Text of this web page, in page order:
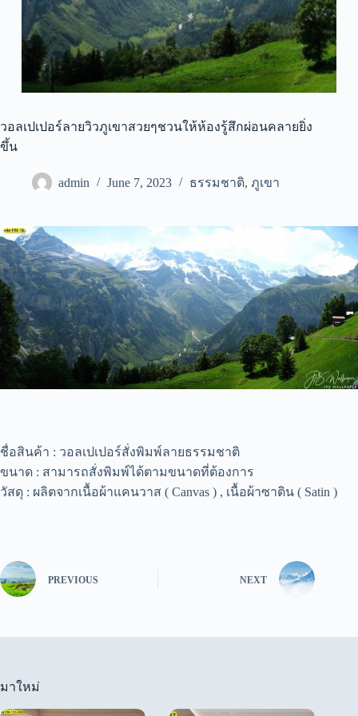
วอลเปเปอร์ลายวิวภูเขาสวยๆชวนให้ห้องรู้สึกผ่อนคลายยิ่ง
ขึ้น
admin June 7, 2023 ธรรมชาติ, ภูเขา
ชื่อสินค้า : วอลเปเปอร์สั่งพิมพ์ลายธรรมชาติ
ขนาด : สามารถสั่งพิมพ์ได้ตามขนาดที่ต้องการ
วัสดุ : ผลิตจากเนื้อผ้าแคนวาส ( Canvas ) , เนื้อผ้าซาติน ( Satin )
PREVIOUS NEXT
มาใหม่